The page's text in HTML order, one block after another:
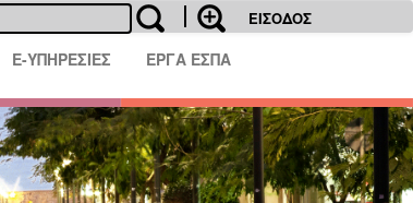
ΕΙΣΟΔΟΣ
E-ΥΠΗΡΕΣΙΕΣ ΕΡΓΑ ΕΣΠΑ